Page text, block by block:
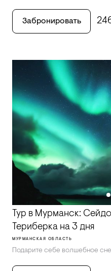
Забронировать
Тур в Мурманск:
Териберка на 3 дня
МУРМАНСКАЯ ОБЛАСТЬ
Подарите себе волшебное